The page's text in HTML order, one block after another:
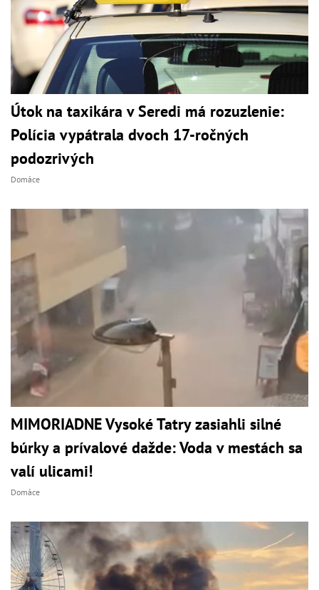
Útok na taxikára v Seredi má rozuzlenie:
Polícia vypátrala dvoch 17-ročných
podozrivých
Domáce
MIMORIADNE Vysoké Tatry zasiahli silné
búrky a prívalové dažde: Voda v mestách sa
valí ulicami!
Domáce